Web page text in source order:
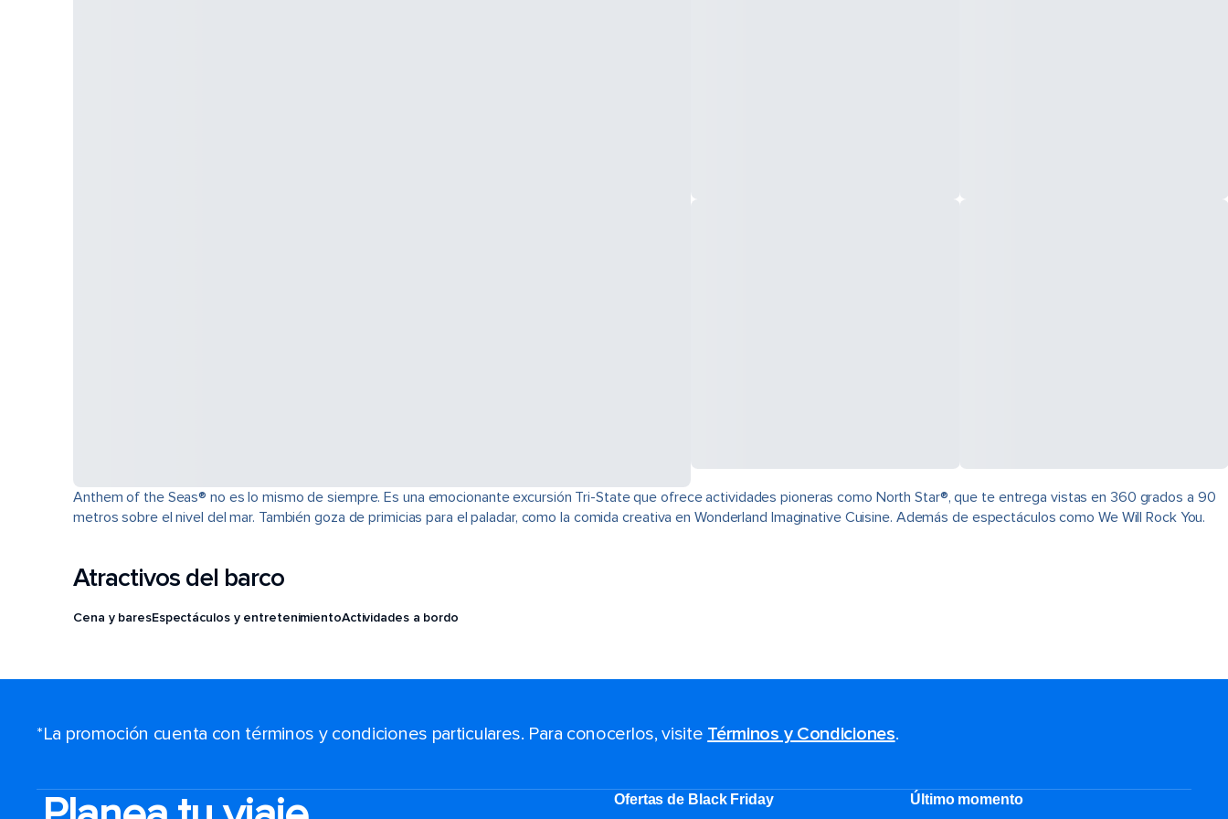
Anthem of the Seas® no es lo mismo de siempre. Es una emocionante excursión Tri-State que ofrece actividades pioneras como North Star®, que te entrega vistas en 360 grados a 90
metros sobre el nivel del mar. También goza de primicias para el paladar, como la comida creativa en Wonderland Imaginative Cuisine. Además de espectáculos como We Will Rock You.
Atractivos del barco
Cena y baresEspectáculos y entretenimientoActividades a bordo
*La promoción cuenta con términos y condiciones particulares. Para conocerlos, visite Términos y Condiciones.
Ofertas de Black Friday Último momento